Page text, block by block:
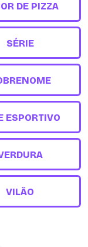
DE PIZZA
SÉRIE
ESPORTIVO
VILÃO